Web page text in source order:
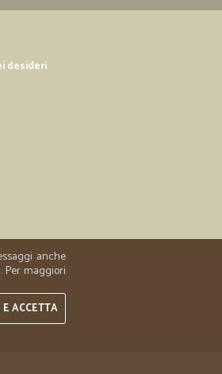
l'omaggio, meglio di
desideri
anche
Per maggiori
E ACCETTA